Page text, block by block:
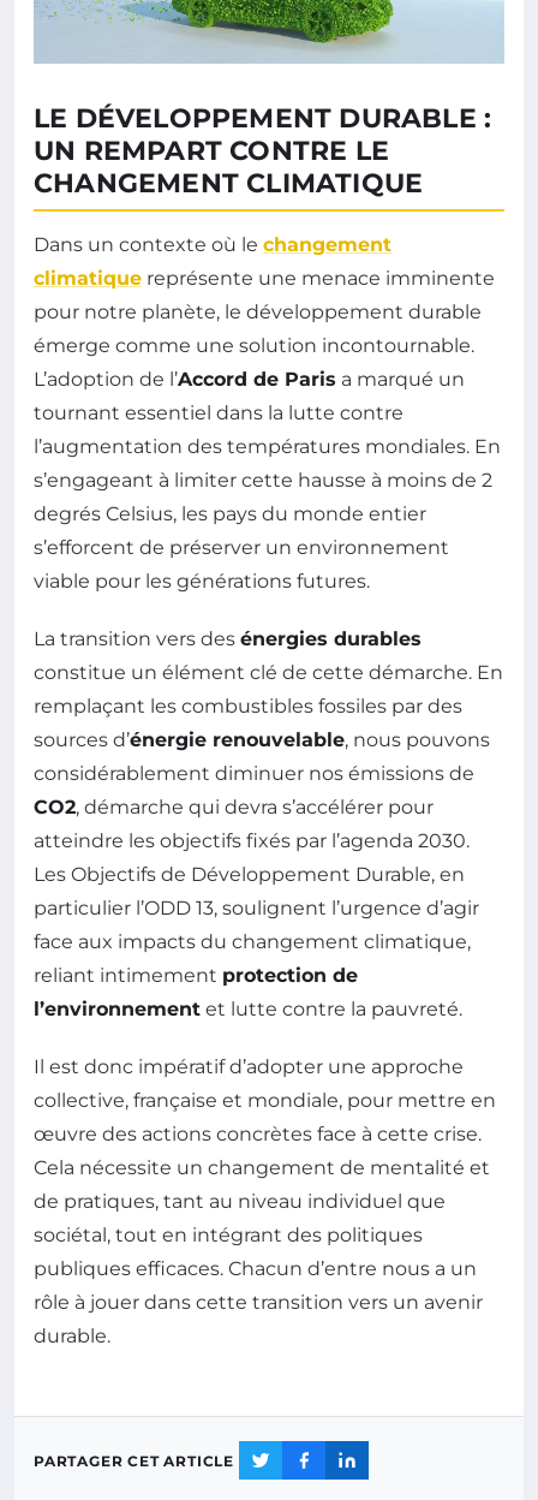
LE DÉVELOPPEMENT DURABLE :
UN REMPART CONTRE LE
CHANGEMENT CLIMATIQUE
Dans un contexte où le changement
climatique représente une menace imminente
pour notre planète, le développement durable
émerge comme une solution incontournable.
L’adoption de l’Accord de Paris a marqué un
tournant essentiel dans la lutte contre
l’augmentation des températures mondiales. En
s’engageant à limiter cette hausse à moins de 2
degrés Celsius, les pays du monde entier
s’efforcent de préserver un environnement
viable pour les générations futures.
La transition vers des énergies durables
constitue un élément clé de cette démarche. En
remplaçant les combustibles fossiles par des
sources d’énergie renouvelable, nous pouvons
considérablement diminuer nos émissions de
CO2, démarche qui devra s’accélérer pour
atteindre les objectifs fixés par l’agenda 2030.
Les Objectifs de Développement Durable, en
particulier l’ODD 13, soulignent l’urgence d’agir
face aux impacts du changement climatique,
reliant intimement protection de
l’environnement et lutte contre la pauvreté.
Il est donc impératif d’adopter une approche
collective, française et mondiale, pour mettre en
œuvre des actions concrètes face à cette crise.
Cela nécessite un changement de mentalité et
de pratiques, tant au niveau individuel que
sociétal, tout en intégrant des politiques
publiques efficaces. Chacun d’entre nous a un
rôle à jouer dans cette transition vers un avenir
durable.
PARTAGER CET ARTICLE